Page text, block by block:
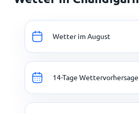
Wetter im August
14-Tage Wettervorhersage